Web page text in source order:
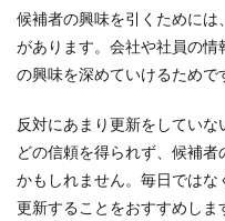
候補者の興味を引くために
があります。会社や社員の
の興味を深めていけるためで
反対にあまり更新をしてい
どの信頼を得られず、候補
かもしれません。毎日では
更新することをおすすめしま